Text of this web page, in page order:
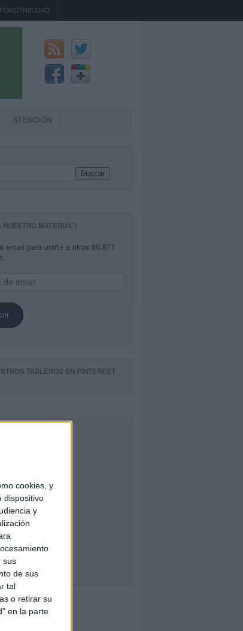
cookies, y
dispositivo
y
sus
de sus
tal
o retirar su
en la parte
ATENCIÓN
Buscar
NUESTRO MATERIAL?
email para unirte a otros 80.871
TABLEROS EN PINTEREST